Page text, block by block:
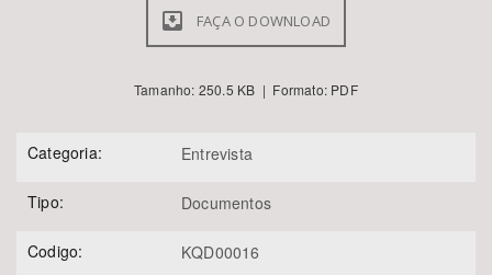
FAÇA O DOWNLOAD
Tamanho: 250.5 KB | Formato: PDF
Categoria: Entrevista
Tipo: Documentos
Codigo: KQD00016